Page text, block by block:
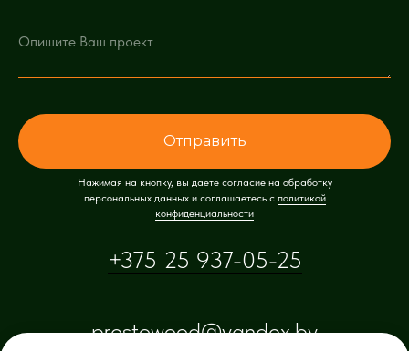
Отправить
Нажимая на кнопку, вы даете согласие на обработку
персональных данных и соглашаетесь c политикой
конфиденциальности
+375 25 937-05-25
prestowood@yandex.by